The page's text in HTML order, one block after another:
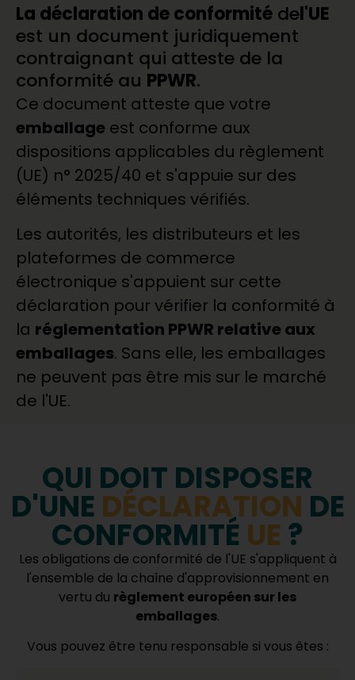
La déclaration de conformité del'UE
est un document juridiquement
contraignant qui atteste de la
conformité au PPWR.
Ce document atteste que votre
emballage est conforme aux
dispositions applicables du règlement
(UE) n° 2025/40 et s'appuie sur des
éléments techniques vérifiés.
Les autorités, les distributeurs et les
plateformes de commerce
électronique s'appuient sur cette
déclaration pour vérifier la conformité à
la réglementation PPWR relative aux
emballages. Sans elle, les emballages
ne peuvent pas être mis sur le marché
de l'UE.
QUI DOIT DISPOSER
D'UNE DÉCLARATION DE
CONFORMITÉ UE ?
Les obligations de conformité de l'UE s'appliquent à
l'ensemble de la chaîne d'approvisionnement en
vertu du règlement européen sur les
emballages.
Vous pouvez être tenu responsable si vous êtes :